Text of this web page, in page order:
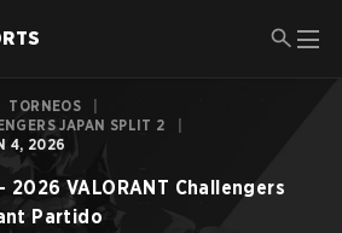
TORNEOS
JAPAN SPLIT 2
4, 2026
2026 VALORANT Challengers
Partido